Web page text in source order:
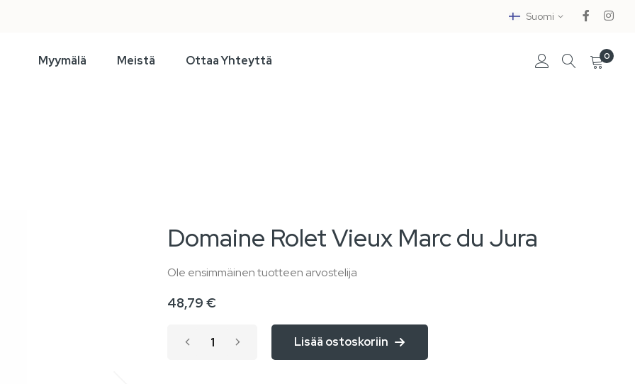
Suomi
Myymälä Meistä Ottaa Yhteyttä 0
Domaine Rolet Vieux Marc du Jura
Ole ensimmäinen tuotteen arvostelija
48,79 €
Lisää ostoskoriin